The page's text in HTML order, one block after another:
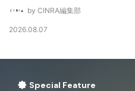
by CINRA編集部
2026.08.07
Special Feature